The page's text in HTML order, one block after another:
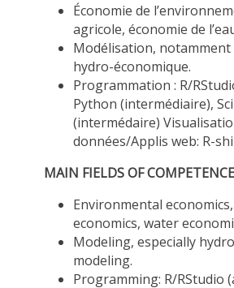
FOR THE PUBLIC
Économie de
agricole, économie de
Modélisation,
hydro-économique.
Programmation : R/
Python (intermédiaire),
(intermédaire)
données/Applis web: R-
MAIN FIELDS OF COMPETENCE
Environmental
economics, water
Modeling, especially
modeling.
Programming: R/RStudio